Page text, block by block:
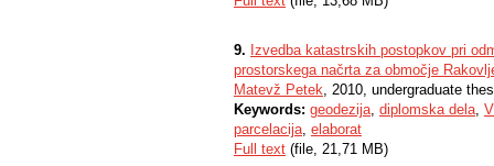
9. Izvedba katastrskih postopkov pri
prostorskega načrta za območje
Matevž Petek, 2010, undergraduate
Keywords: geodezija, diplomska dela,
parcelacija, elaborat
Full text (file, 21,71 MB)